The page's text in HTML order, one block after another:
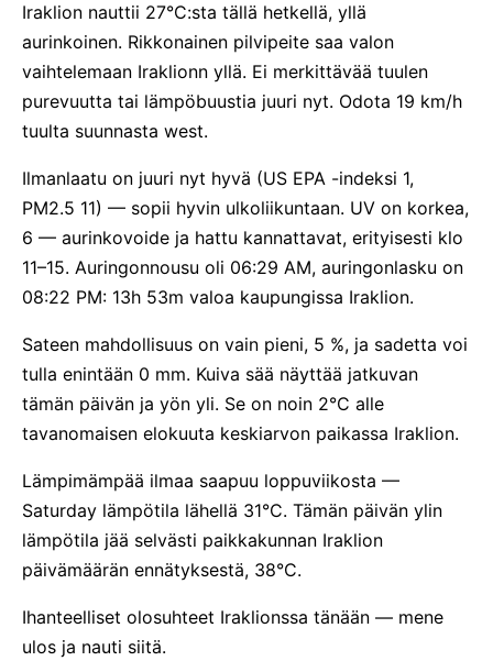
Iraklion nauttii 27°C:sta tällä hetkellä, yllä
aurinkoinen. Rikkonainen pilvipeite saa valon
vaihtelemaan Iraklionn yllä. Ei merkittävää tuulen
purevuutta tai lämpöbuustia juuri nyt. Odota 19 km/h
tuulta suunnasta west.
Ilmanlaatu on juuri nyt hyvä (US EPA -indeksi 1,
PM2.5 11) — sopii hyvin ulkoliikuntaan. UV on korkea,
6 — aurinkovoide ja hattu kannattavat, erityisesti klo
11–15. Auringonnousu oli 06:29 AM, auringonlasku on
08:22 PM: 13h 53m valoa kaupungissa Iraklion.
Sateen mahdollisuus on vain pieni, 5 %, ja sadetta voi
tulla enintään 0 mm. Kuiva sää näyttää jatkuvan
tämän päivän ja yön yli. Se on noin 2°C alle
tavanomaisen elokuuta keskiarvon paikassa Iraklion.
Lämpimämpää ilmaa saapuu loppuviikosta —
Saturday lämpötila lähellä 31°C. Tämän päivän ylin
lämpötila jää selvästi paikkakunnan Iraklion
päivämäärän ennätyksestä, 38°C.
Ihanteelliset olosuhteet Iraklionssa tänään — mene
ulos ja nauti siitä.